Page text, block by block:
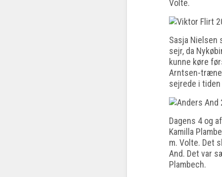
Volte.
Sasja Nielsen
sejr, da
kunne køre
Arntsen-
sejrede i
Dagens 4 og
Kamilla
m. Volte. Det
And. Det var
Plambech.